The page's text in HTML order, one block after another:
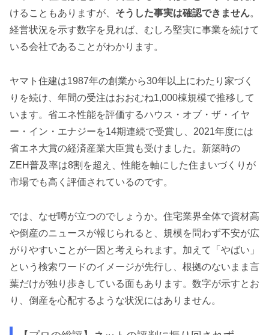
けることもありますが、 そうした事実は確認できません。
経営状況を示す数字を見れば、むしろ堅実に事業を続けて
いる会社であることがわかります。
ヤマト住建は1987年の創業から30年以上にわたり家づく
りを続け、年間の受注はおおむね1,000棟規模で推移して
います。省エネ性能を評価するハウス・オブ・ザ・イヤ
ー・イン・エナジーを14期連続で受賞し、2021年度には
省エネ大賞の経済産業大臣賞も受けました。新築時の
ZEH普及率は8割を超え、性能を軸にした住まいづくりが
市場でも高く評価されているのです。
では、なぜ噂が立つのでしょうか。住宅業界全体で資材高
や倒産のニュースが報じられると、規模を問わず不安が広
がりやすいことが一因と考えられます。加えて「やばい」
という検索ワードのイメージが先行し、根拠のないまま言
葉だけが独り歩きしている面もあります。数字が示すとお
り、倒産を心配するような状況にはありません。